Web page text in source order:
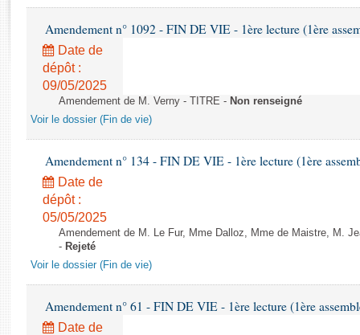
Rapports sur l'application des lois
Baromètre de l’application des lois
Budget et sécurité sociale
Comptes rendus des débats
Amendement n° 1092 - FIN DE VIE - 1ère lecture (1ère
Date de
dépôt :
09/05/2025
Amendement de M. Verny - TITRE - Non renseigné
Voir le dossier (Fin de vie)
Amendement n° 134 - FIN DE VIE - 1ère lecture (1ère
Date de
dépôt :
05/05/2025
Amendement de M. Le Fur, Mme Dalloz, Mme de Maistre, M.
- Rejeté
Voir le dossier (Fin de vie)
Amendement n° 61 - FIN DE VIE - 1ère lecture (1ère
Date de